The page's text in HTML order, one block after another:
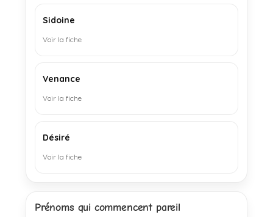
Sidoine
Voir la fiche
Venance
Voir la fiche
Désiré
Voir la fiche
Prénoms qui commencent pareil